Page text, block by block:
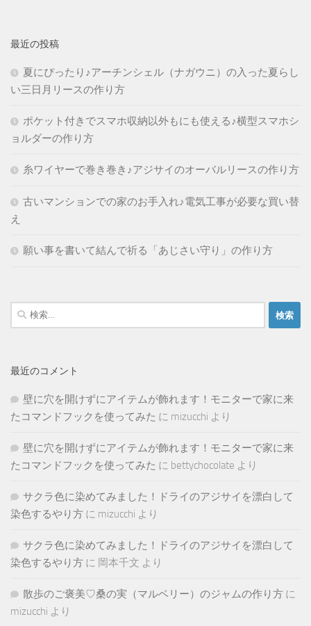
最近の投稿
夏にぴったり♪アーチンシェル（ナガウニ）の入った夏らし
い三日月リースの作り方
ポケット付きでスマホ収納以外もにも使える♪横型スマホシ
ョルダーの作り方
糸ワイヤーで巻き巻き♪アジサイのオーバルリースの作り方
古いマンションでの家のお手入れ♪電気工事が必要な買い替
え
願い事を書いて結んで祈る「あじさい守り」の作り方
検
索:
最近のコメント
壁に穴を開けずにアイテムが飾れます！モニターで家に来
たコマンドフックを使ってみた に mizucchi より
壁に穴を開けずにアイテムが飾れます！モニターで家に来
たコマンドフックを使ってみた に bettychocolate より
サクラ色に染めてみました！ドライのアジサイを漂白して
染色するやり方 に mizucchi より
サクラ色に染めてみました！ドライのアジサイを漂白して
染色するやり方 に 岡本千文 より
散歩のご褒美♡桑の実（マルベリー）のジャムの作り方 に
mizucchi より